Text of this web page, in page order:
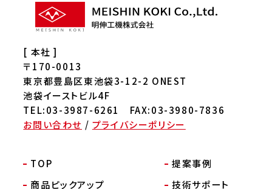
[ 本社 ]
〒170-0013
東京都豊島区東池袋3-12-2 ONEST
池袋イーストビル4F
TEL:03-3987-6261 FAX:03-3980-7836
お問い合わせ / プライバシーポリシー
TOP
提案事例
商品ピックアップ
技術サポート